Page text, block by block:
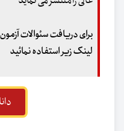
لینک زیر استفاده نمائید